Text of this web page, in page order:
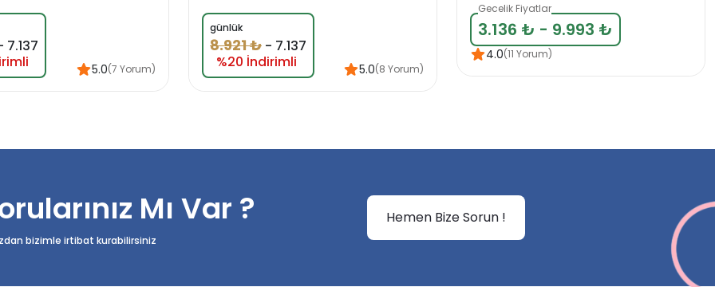
7.137
5.0(7 Yorum)
Domes Balayı Tatil
Villası
günlük
8.921 ₺ - 7.137
%20 İndirimli
5.0(8 Yorum)
Villa-1
Gecelik Fiyatlar
3.136 ₺ - 9.993 ₺
4.0(11 Yorum)
Mı Var ?
bizimle irtibat kurabilirsiniz
Hemen Bize Sorun !